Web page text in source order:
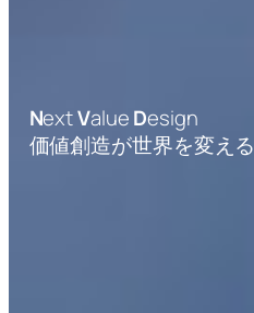
NextValueDesign
価値創造が世界を変える